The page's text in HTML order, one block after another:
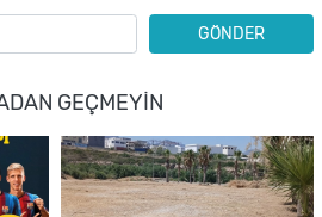
GÖNDER
GEÇMEYIN